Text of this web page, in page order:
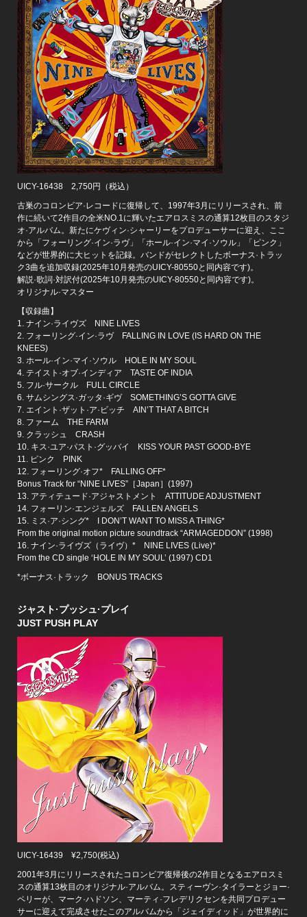
UICY-16438 2,750円（税込）
古巣のコロンビア·レコードに復帰して、1997年3月にリリースされ、前
作に続いて2作目の全米NO.1に輝いたエアロスミスの通算12枚目のスタジ
オ·アルバム。新たにケヴィン·シャーリーをプロデューサーに迎え、ここ
から「フォーリング·イン·ラヴ」「ホール·イン·マイ·ソウル」「ピンク」
などが世界的に大ヒットを記録。バンドがセレクトしたボーナス·トラッ
ク3曲を追加収録(2025年10月発売のUICY-80550と同内容です)。
解説·歌詞·対訳付(2025年10月発売のUICY-80550と同内容です)。
オリジナル·マスター
【収録曲】
1. ナイン·ライヴズ NINE LIVES
2. フォーリング·イン·ラヴ FALLING IN LOVE (IS HARD ON THE
KNEES)
3. ホール·イン·マイ·ソウル HOLE IN MY SOUL
4. テイスト·オブ·インディア TASTE OF INDIA
5. フル·サークル FULL CIRCLE
6. サムシングス·ガッタ·ギヴ SOMETHING’S GOTTA GIVE
7. エイント·ザット·ア·ビッチ AIN’T THAT A BITCH
8. ファーム THE FARM
9. クラッシュ CRASH
10. キス·ユア·パスト·グッバイ KISS YOUR PAST GOOD-BYE
11. ピンク PINK
12. フォーリング·オフ* FALLING OFF*
Bonus Track for “NINE LIVES”［Japan］(1997)
13. アティテュード·アジャストメント ATTITUDE ADJUSTMENT
14. フォーリン·エンジェルズ FALLEN ANGELS
15. ミス·ア·シング* I DON’T WANT TO MISS A THING*
From the original motion picture soundtrack “ARMAGEDDON” (1998)
16. ナイン·ライヴズ（ライヴ）* NINE LIVES (Live)*
From the CD single ‘HOLE IN MY SOUL’ (1997) CD1
*ボーナス·トラック BONUS TRACKS
ジャスト·プッシュ·プレイ
JUST PUSH PLAY
UICY-16439 ¥2,750(税込)
2001年3月にリリースされたコロンビア復帰後の2作目となるエアロスミ
スの通算13枚目のオリジナル·アルバム。スティーヴン·タイラーとジョー·
ペリーが、マーク·ハドソン、マーティ·フレデリクセンを共同プロデュー
サーに迎えて完成させたこのアルバムから「ジェイディッド」が世界的に